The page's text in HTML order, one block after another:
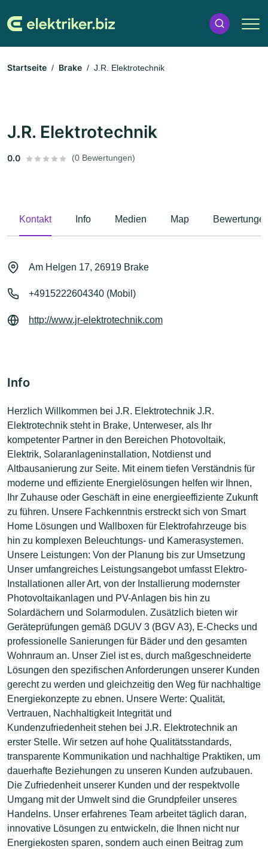
Startseite Brake J.R. Elektrotechnik
J.R. Elektrotechnik
0.0 (0 Bewertungen)
Kontakt Info Medien Map
Am Helgen 17, 26919 Brake
+4915222604340 (Mobil)
http://www.jr-elektrotechnik.com
Info
Herzlich Willkommen bei J.R. Elektrotechnik J.R.
Elektrotechnik steht in Brake, Unterweser, als Ihr
kompetenter Partner in den Bereichen Photovoltaik,
Elektrik, Solaranlageninstallation, Notdienst und
Altbausanierung zur Seite. Mit einem tiefen Verständnis für
moderne und effiziente Energielösungen helfen wir Ihnen,
Ihr Zuhause oder Geschäft in eine energieeffiziente Zukunft
zu führen. Unsere Fachkenntnis erstreckt sich von Smart
Home Lösungen und Wallboxen für Elektrofahrzeuge bis
hin zu komplexen Beleuchtungs- und Kamerasystemen.
Unsere Leistungen: Von der Planung bis zur Umsetzung
Unser umfangreiches Leistungsangebot umfasst Elektro-
Installationen aller Art, von der Installierung modernster
Photovoltaikanlagen und PV-Anlagen bis hin zu
Solardächern und Solarmodulen. Zusätzlich bieten wir
Geräteprüfungen gemäß DGUV 3 (BGV A3), E-Checks und
professionelle Sanierungen für Bäder und den gesamten
Wohnraum an. Unser Ziel ist es, durch maßgeschneiderte
Lösungen den spezifischen Anforderungen unserer Kunden
gerecht zu werden und gleichzeitig den Weg für nachhaltige
Energiekonzepte zu ebnen. Unsere Werte: Qualität,
Vertrauen, Nachhaltigkeit Integrität und
Kundenzufriedenheit stehen bei J.R. Elektrotechnik an
erster Stelle. Wir setzen auf hohe Qualitätsstandards,
transparente Kommunikation und nachhaltige Praktiken, um
dauerhafte Beziehungen zu unseren Kunden aufzubauen.
Die Zufriedenheit unserer Kunden und der respektvolle
Umgang mit der Umwelt sind die Grundpfeiler unseres
Handelns. Unser erfahrenes Team arbeitet täglich daran,
innovative Lösungen zu entwickeln, die Ihnen nicht nur
Energiekosten sparen, sondern auch einen Beitrag zum